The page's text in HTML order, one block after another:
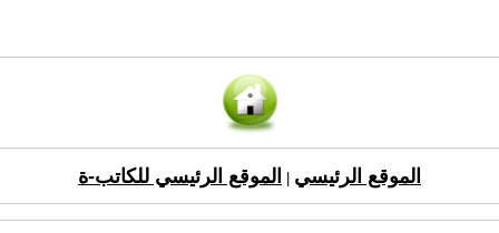
الموقع الرئيسي الموقع الرئيسي للكاتب-ة